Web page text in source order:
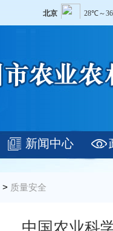
新闻中心
> 质量安全
中国农业科